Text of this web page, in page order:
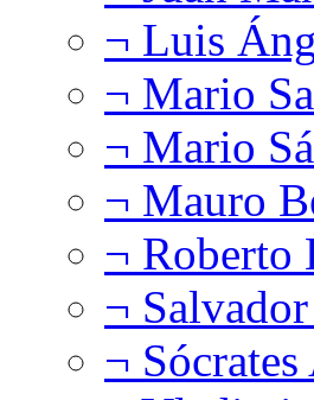
¬ Luis
¬ Mario
¬ Mario
¬ Mauro
¬ Roberto
¬
¬